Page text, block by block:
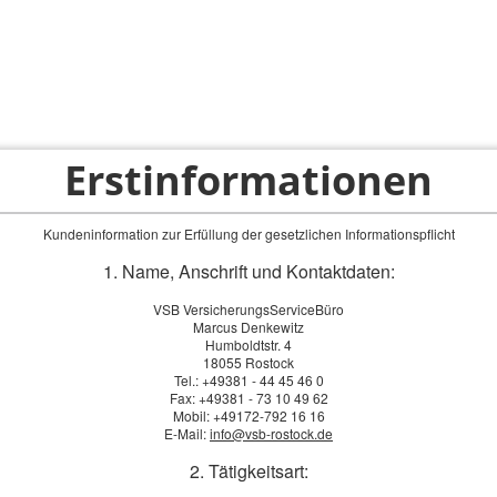
Privatkunden Firmenkunden
Erstinformationen
Kundeninformation zur Erfüllung der gesetzlichen Informationspflicht
1. Name, Anschrift und Kontaktdaten:
VSB VersicherungsServiceBüro
Marcus Denkewitz
Humboldtstr. 4
18055 Rostock
Tel.: +49381 - 44 45 46 0
Fax: +49381 - 73 10 49 62
Mobil: +49172-792 16 16
E-Mail:info@vsb-rostock.de
2. Tätigkeitsart: